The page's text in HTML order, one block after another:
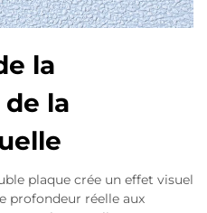
la
la
plaque crée un effet visuel
profondeur réelle aux